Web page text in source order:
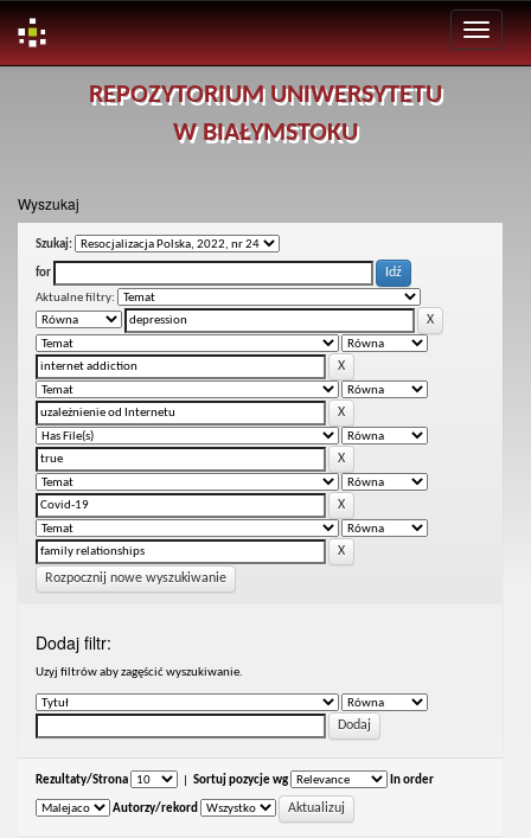
REPOZYTORIUM UNIWERSYTETU
W BIAŁYMSTOKU
Wyszukaj
Szukaj:
for
Aktualne filtry:
Rozpocznij nowe wyszukiwanie
Dodaj filtr:
Uzyj filtrów aby zagęścić wyszukiwanie.
Rezultaty/Strona Sortuj pozycje wg In order
Autorzy/rekord